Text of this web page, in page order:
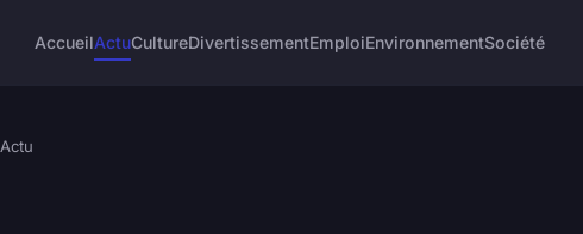
AccueilActuCultureDivertissementEmploiEnvironnementSociété
Actu